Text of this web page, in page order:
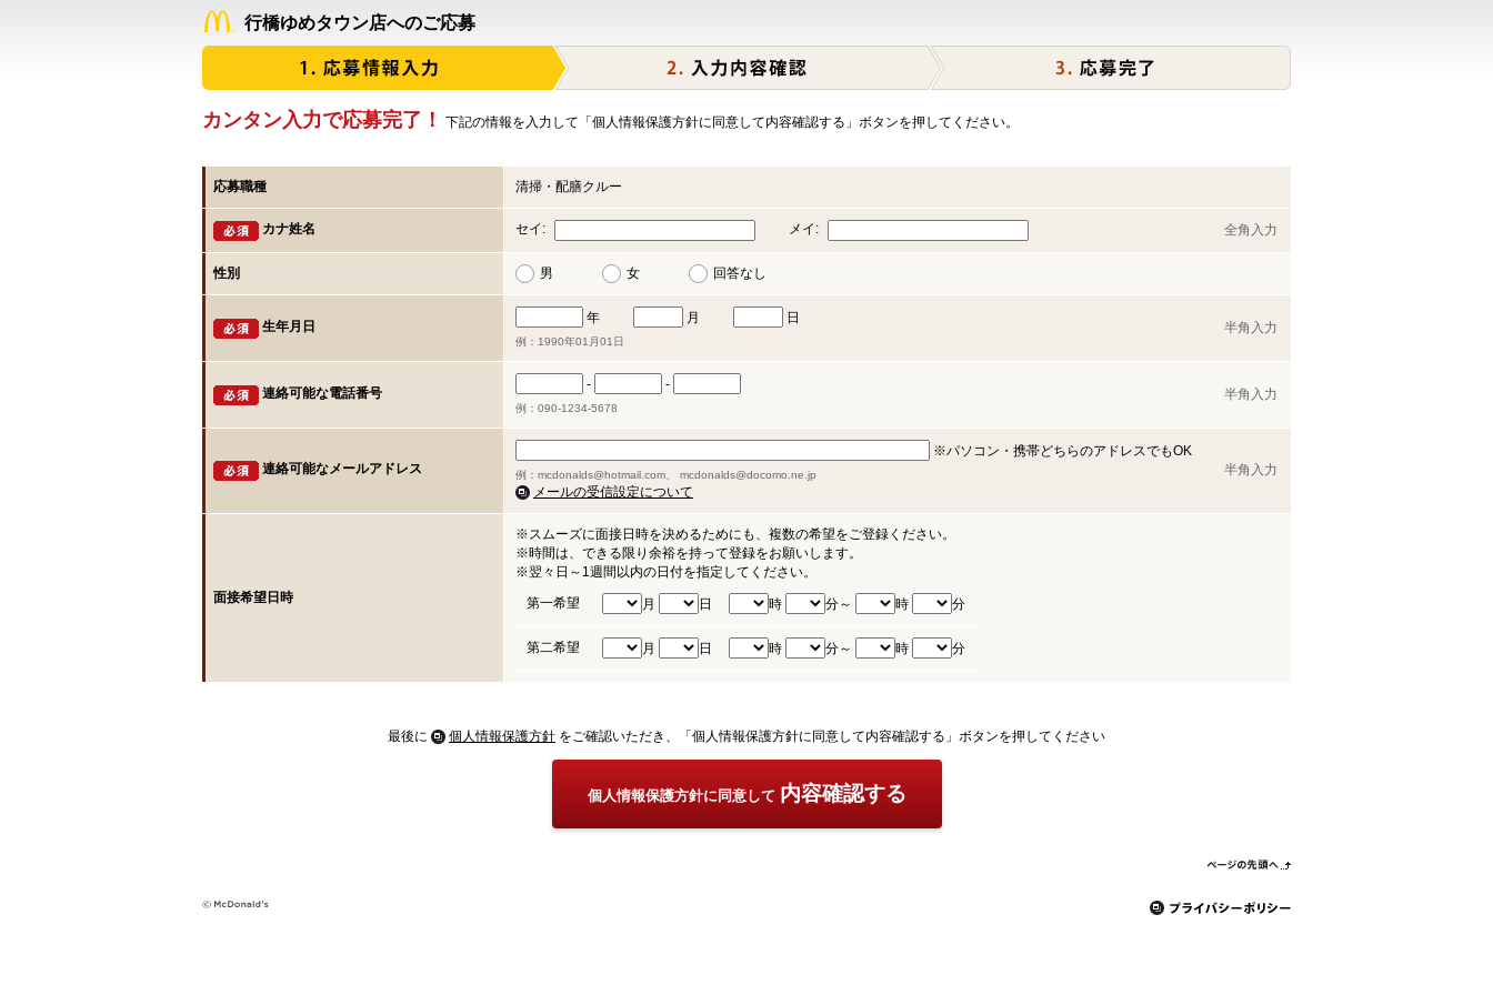
行橋ゆめタウン店へのご応募
カンタン入力で応募完了！ 下記の情報を入力して「個人情報保護方針に同意して内容確認する」ボタンを押してください。
応募職種 清掃・配膳クルー
カナ姓名 セイ: メイ: 全角入力
性別 男 女 回答なし
生年月日
年 月 日
例：1990年01月01日
半角入力
連絡可能な電話番号
- -
例：090-1234-5678
半角入力
連絡可能なメールアドレス
※パソコン・携帯どちらのアドレスでもOK
例：mcdonalds@hotmail.com、 mcdonalds@docomo.ne.jp
メールの受信設定について
半角入力
面接希望日時
※スムーズに面接日時を決めるためにも、複数の希望をご登録ください。
※時間は、できる限り余裕を持って登録をお願いします。
※翌々日～1週間以内の日付を指定してください。
第一希望
月 日 時 分～ 時 分
第二希望 月 日 時 分～ 時 分
最後に 個人情報保護方針 をご確認いただき、「個人情報保護方針に同意して内容確認する」ボタンを押してください
個人情報保護方針に同意して 内容確認する